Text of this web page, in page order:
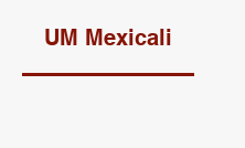
UM Mexicali